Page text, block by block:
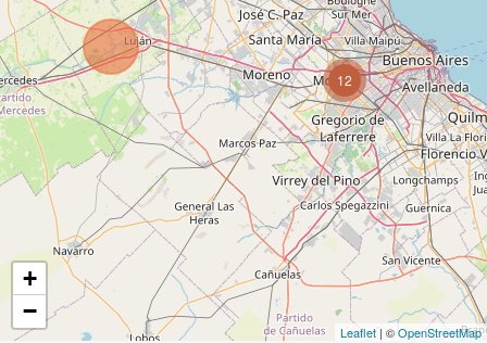
12
+
−
Leaflet | ©OpenStreetMap